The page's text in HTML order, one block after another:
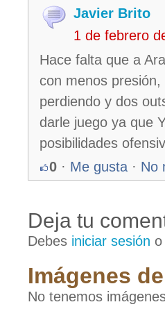
Javier Brito
1 de febrero
Hace falta que a
con menos
perdiendo y dos
darle juego ya que
posibilidades
0 · Me gusta · No
Deja tu
Debes iniciar sesión
Imágenes
No tenemos